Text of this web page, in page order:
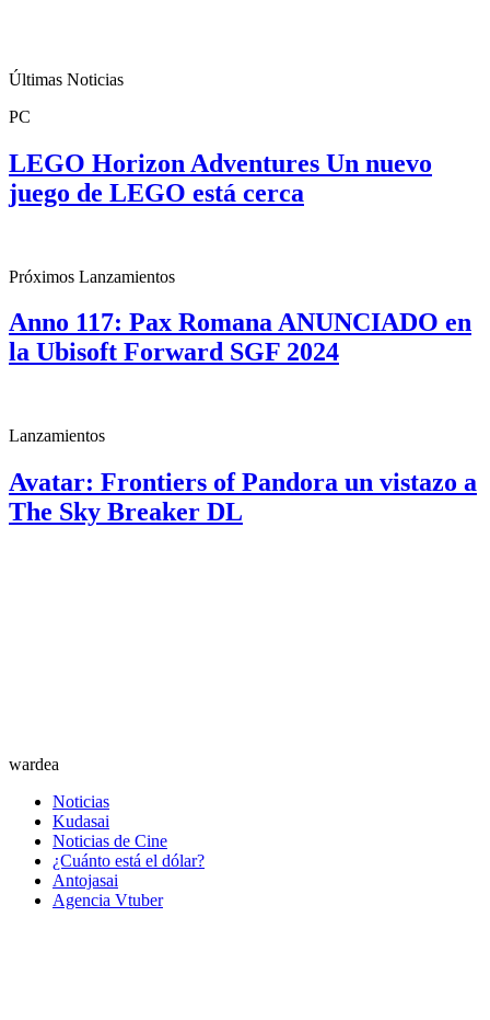
Últimas Noticias
PC
LEGO Horizon Adventures Un nuevo
juego de LEGO está cerca
Próximos Lanzamientos
Anno 117: Pax Romana ANUNCIADO en
la Ubisoft Forward SGF 2024
Lanzamientos
Avatar: Frontiers of Pandora un vistazo a
The Sky Breaker DL
wardea
Noticias
Kudasai
Noticias de Cine
¿Cuánto está el dólar?
Antojasai
Agencia Vtuber